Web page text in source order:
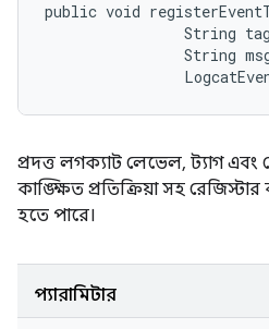
public void
String
String
প্রদত্ত লগক্যাট লেভেল, ট্যাগ
কাঙ্ক্ষিত প্রতিক্রিয়া সহ
হতে পারে।
প্যারামিটার